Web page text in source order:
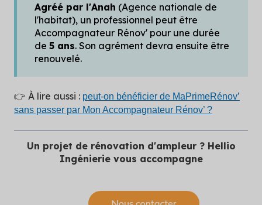
Agréé par l'Anah (Agence nationale de
l'habitat), un professionnel peut être
Accompagnateur Rénov' pour une durée
de 5 ans. Son agrément devra ensuite être
renouvelé.
👉 À lire aussi : peut-on bénéficier de MaPrimeRénov’
sans passer par Mon Accompagnateur Rénov’ ?
Un projet de rénovation d'ampleur ? Hellio
Ingénierie vous accompagne